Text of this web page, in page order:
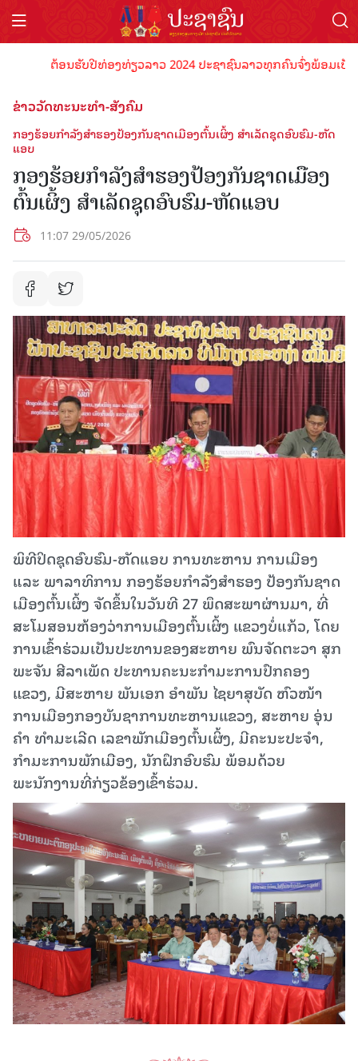
ຕ້ອນຮັບປີທ່ອງທ່ຽວລາວ 2024 ປະຊາຊົນລາວທຸກຄົນຈົ່ງພ້ອມເປັນເ
ຂ່າວວັດທະນະທຳ-ສັງຄົມ
ກອງຮ້ອຍກໍາລັງສໍາຮອງປ້ອງກັນຊາດເມືອງຕົ້ນເຜິ້ງ ສຳເລັດຊຸດອົບຮົມ-ຫັດ
ແອບ
ກອງຮ້ອຍກໍາລັງສໍາຮອງປ້ອງກັນຊາດເມືອງ
ຕົ້ນເຜິ້ງ ສຳເລັດຊຸດອົບຮົມ-ຫັດແອບ
11:07 29/05/2026
ພິທີປິດຊຸດອົບຮົມ-ຫັດແອບ ການທະຫານ ການເມືອງ
ແລະ ພາລາທິການ ກອງຮ້ອຍກໍາລັງສໍາຮອງ ປ້ອງກັນຊາດ
ເມືອງຕົ້ນເຜິ້ງ ຈັດຂຶ້ນໃນວັນທີ 27 ພຶດສະພາຜ່ານມາ, ທີ່
ສະໂມສອນຫ້ອງວ່າການເມືອງຕົ້ນເຜິ້ງ ແຂວງບໍ່ແກ້ວ, ໂດຍ
ການເຂົ້າຮ່ວມເປັນປະທານຂອງສະຫາຍ ພົນຈັດຕະວາ ສຸກ
ພະຈັນ ສີລາເພັດ ປະທານຄະນະກຳມະການປົກຄອງ
ແຂວງ, ມີສະຫາຍ ພັນເອກ ອຳພັນ ໄຊຍາສຸບັດ ຫົວໜ້າ
ການເມືອງກອງບັນຊາການທະຫານແຂວງ, ສະຫາຍ ອຸ່ນ
ຄຳ ທຳມະເລີດ ເລຂາພັກເມືອງຕົ້ນເຜິ້ງ, ມີຄະນະປະຈຳ,
ກຳມະການພັກເມືອງ, ນັກຝຶກອົບຮົມ ພ້ອມດ້ວຍ
ພະນັກງານທີ່ກ່ຽວຂ້ອງເຂົ້າຮ່ວມ.